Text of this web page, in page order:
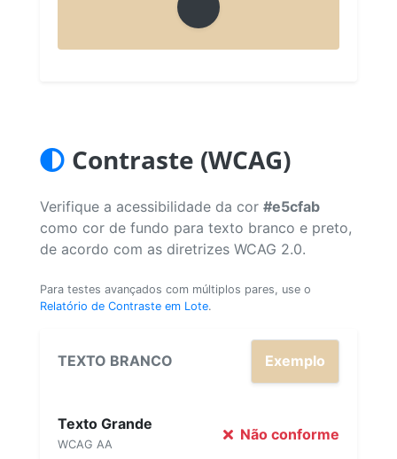
Contraste (WCAG)
Verifique a acessibilidade da cor #e5cfab
como cor de fundo para texto branco e preto,
de acordo com as diretrizes WCAG 2.0.
Para testes avançados com múltiplos pares, use o
Relatório de Contraste em Lote.
TEXTO BRANCO Exemplo
Texto Grande
WCAG AA
Não conforme